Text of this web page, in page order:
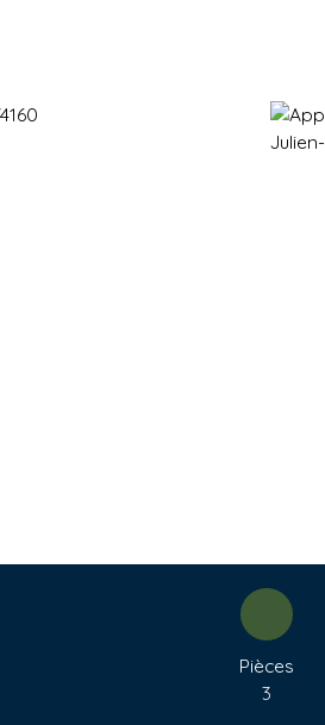
Immobilier en
Pièces
3